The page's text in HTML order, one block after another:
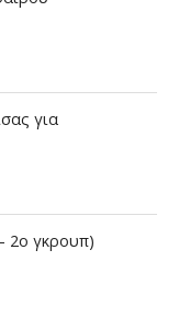
για
2ο γκρουπ)